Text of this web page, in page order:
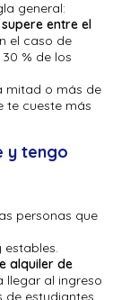
general:
entre el
el caso de
30 % de los
mitad o más de
te cueste más
y tengo
personas que
alquiler de
llegar al ingreso
estudiantes.